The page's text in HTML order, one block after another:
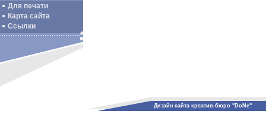
Для печати
Карта сайта
Ссылки
Дизайн сайта креатив-бюро "DoNe"